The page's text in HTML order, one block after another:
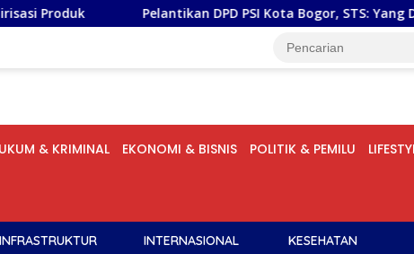
Pelantikan DPD PSI Kota Bogor, STS: Yang Dibutuhkan
& KRIMINAL EKONOMI & BISNIS POLITIK & PEMILU
INFRASTRUKTUR INTERNASIONAL KESEHATAN